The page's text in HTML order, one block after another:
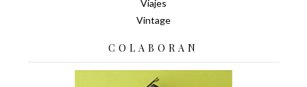
Viajes
Vintage
COLABORAN